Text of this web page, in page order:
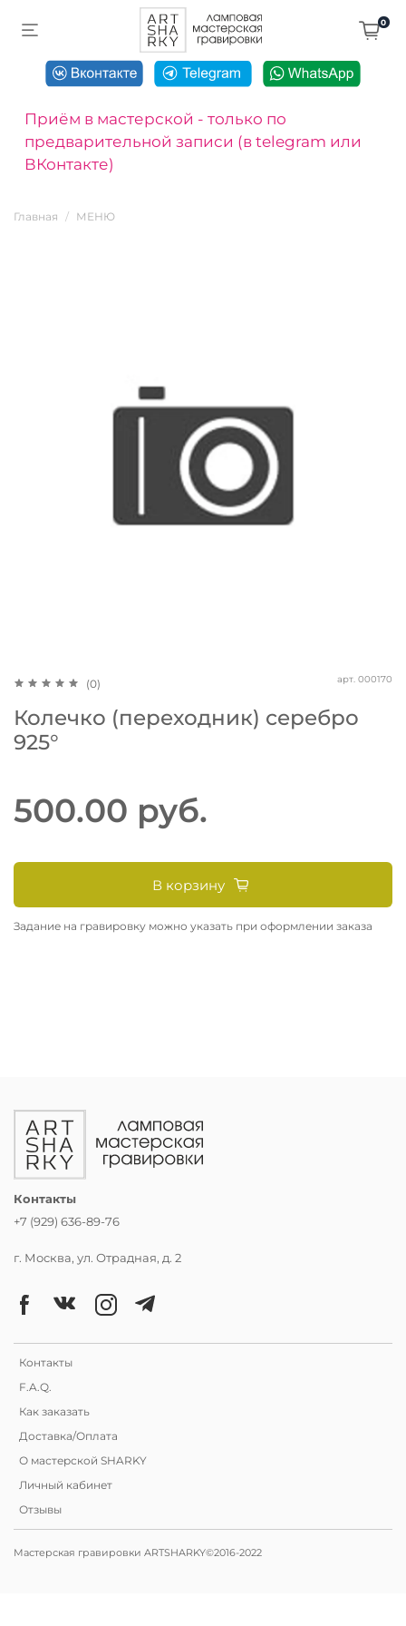
0
Приём в мастерской - только по
предварительной записи (в telegram или
ВКонтакте)
Главная МЕНЮ
(0) арт. 000170
Колечко (переходник) серебро
925°
Задание на гравировку можно указать при оформлении заказа
500.00 руб.
В корзину
Контакты
F.A.Q.
Как заказать
Доставка/Оплата
О мастерской SHARKY
Личный кабинет
Отзывы
Контакты
+7 (929) 636-89-76
г. Москва, ул. Отрадная, д. 2
Мастерская гравировки ARTSHARKY©2016-2022